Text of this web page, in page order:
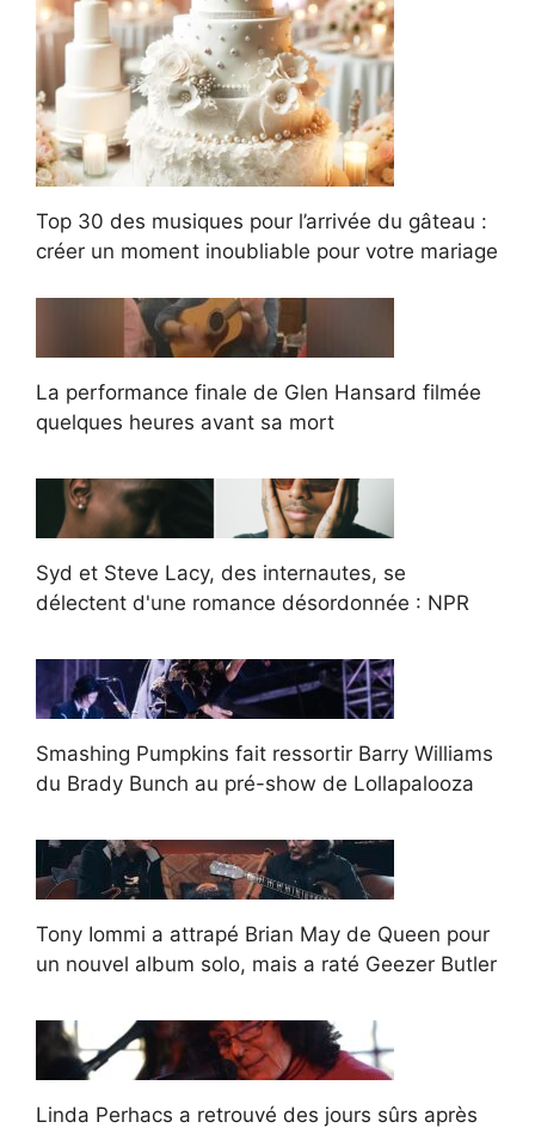
Top 30 des musiques pour l’arrivée du gâteau :
créer un moment inoubliable pour votre mariage
La performance finale de Glen Hansard filmée
quelques heures avant sa mort
Syd et Steve Lacy, des internautes, se
délectent d'une romance désordonnée : NPR
Smashing Pumpkins fait ressortir Barry Williams
du Brady Bunch au pré-show de Lollapalooza
Tony Iommi a attrapé Brian May de Queen pour
un nouvel album solo, mais a raté Geezer Butler
Linda Perhacs a retrouvé des jours sûrs après